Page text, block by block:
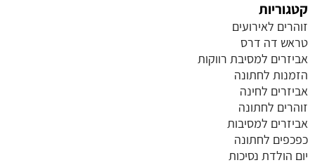
קטגוריות
זוהרים לאירועים
טראש דה דרס
אביזרים למסיבת רווקות
הזמנות לחתונה
אביזרים לחינה
זוהרים לחתונה
אביזרים למסיבות
כפכפים לחתונה
יום הולדת נסיכות